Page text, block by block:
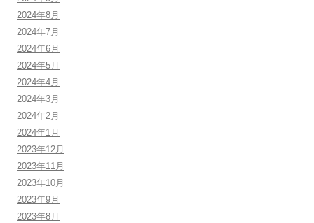
2024年8月
2024年7月
2024年6月
2024年5月
2024年4月
2024年3月
2024年2月
2024年1月
2023年12月
2023年11月
2023年10月
2023年9月
2023年8月